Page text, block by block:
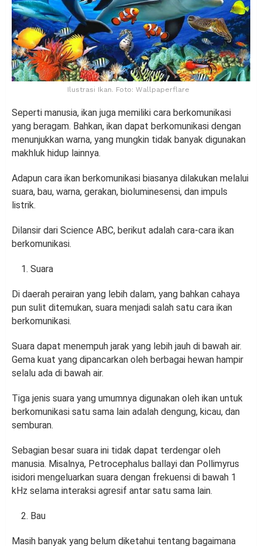
Ilustrasi Ikan. Foto: Wallpaperflare
Seperti manusia, ikan juga memiliki cara berkomunikasi
yang beragam. Bahkan, ikan dapat berkomunikasi dengan
menunjukkan warna, yang mungkin tidak banyak digunakan
makhluk hidup lainnya.
Adapun cara ikan berkomunikasi biasanya dilakukan melalui
suara, bau, warna, gerakan, bioluminesensi, dan impuls
listrik.
Dilansir dari Science ABC, berikut adalah cara-cara ikan
berkomunikasi.
Suara
Di daerah perairan yang lebih dalam, yang bahkan cahaya
pun sulit ditemukan, suara menjadi salah satu cara ikan
berkomunikasi.
Suara dapat menempuh jarak yang lebih jauh di bawah air.
Gema kuat yang dipancarkan oleh berbagai hewan hampir
selalu ada di bawah air.
Tiga jenis suara yang umumnya digunakan oleh ikan untuk
berkomunikasi satu sama lain adalah dengung, kicau, dan
semburan.
Sebagian besar suara ini tidak dapat terdengar oleh
manusia. Misalnya, Petrocephalus ballayi dan Pollimyrus
isidori mengeluarkan suara dengan frekuensi di bawah 1
kHz selama interaksi agresif antar satu sama lain.
Bau
Masih banyak yang belum diketahui tentang bagaimana